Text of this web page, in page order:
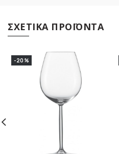
ΣΧΕΤΙΚΆ ΠΡΟΪΌΝΤΑ
-20%